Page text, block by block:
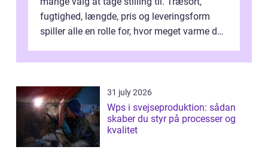
fugtighed, længde, pris og leveringsform
spiller alle en rolle for, hvor meget varme du
31 july 2026
Wps i svejseproduktion: sådan
skaber du styr på processer og
kvalitet